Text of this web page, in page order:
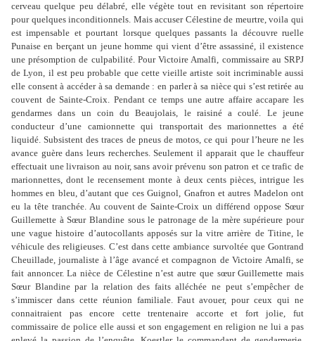
cerveau quelque peu délabré, elle végète tout en revisitant son répertoire
pour quelques inconditionnels. Mais accuser Célestine de meurtre, voila qui
est impensable et pourtant lorsque quelques passants la découvre ruelle
Punaise en berçant un jeune homme qui vient d’être assassiné, il existence
une présomption de culpabilité. Pour Victoire Amalfi, commissaire au SRPJ
de Lyon, il est peu probable que cette vieille artiste soit incriminable aussi
elle consent à accéder à sa demande : en parler à sa nièce qui s’est retirée au
couvent de Sainte-Croix. Pendant ce temps une autre affaire accapare les
gendarmes dans un coin du Beaujolais, le raisiné a coulé. Le jeune
conducteur d’une camionnette qui transportait des marionnettes a été
liquidé. Subsistent des traces de pneus de motos, ce qui pour l’heure ne les
avance guère dans leurs recherches. Seulement il apparait que le chauffeur
effectuait une livraison au noir, sans avoir prévenu son patron et ce trafic de
marionnettes, dont le recensement monte à deux cents pièces, intrigue les
hommes en bleu, d’autant que ces Guignol, Gnafron et autres Madelon ont
eu la tête tranchée. Au couvent de Sainte-Croix un différend oppose Sœur
Guillemette à Sœur Blandine sous le patronage de la mère supérieure pour
une vague histoire d’autocollants apposés sur la vitre arrière de Titine, le
véhicule des religieuses. C’est dans cette ambiance survoltée que Gontrand
Cheuillade, journaliste à l’âge avancé et compagnon de Victoire Amalfi, se
fait annoncer. La nièce de Célestine n’est autre que sœur Guillemette mais
Sœur Blandine par la relation des faits alléchée ne peut s’empêcher de
s’immiscer dans cette réunion familiale. Faut avouer, pour ceux qui ne
connaitraient pas encore cette trentenaire accorte et fort jolie, fut
commissaire de police elle aussi et son engagement en religion ne lui a pas